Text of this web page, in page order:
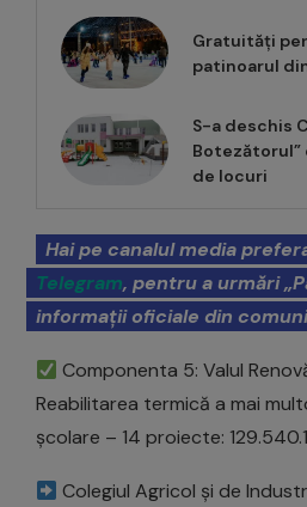
Gratuități
patinoarul
S-a deschis
Botezătorul”
de locuri
Hai pe canalul media
Telegram, pentru a urmări
informații oficiale din
Componenta 5: Valul
Reabilitarea termică a mai
școlare – 14 proiecte:
Colegiul Agricol și de